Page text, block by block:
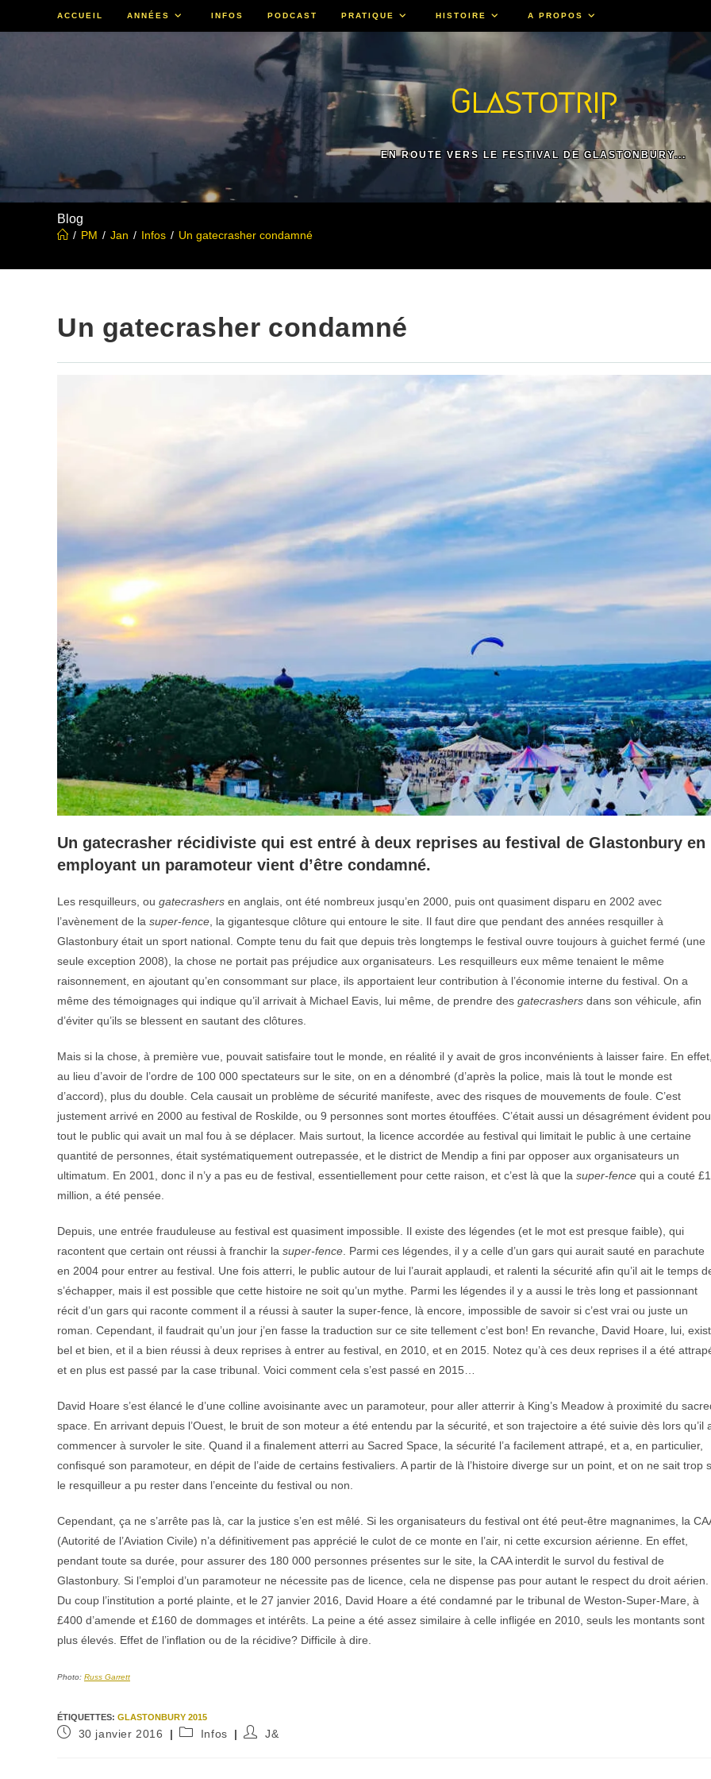
ACCUEIL ANNÉES INFOS PODCAST PRATIQUE HISTOIRE A PROPOS
Glastotrip
EN ROUTE VERS LE FESTIVAL DE GLASTONBURY...
Blog
/ PM / Jan / Infos / Un gatecrasher condamné
Un gatecrasher condamné
Un gatecrasher récidiviste qui est entré à deux reprises au festival de Glastonbury en
employant un paramoteur vient d’être condamné.
Les resquilleurs, ou gatecrashers en anglais, ont été nombreux jusqu’en 2000, puis ont quasiment disparu en 2002 avec
l’avènement de la super-fence, la gigantesque clôture qui entoure le site. Il faut dire que pendant des années resquiller à
Glastonbury était un sport national. Compte tenu du fait que depuis très longtemps le festival ouvre toujours à guichet fermé (une
seule exception 2008), la chose ne portait pas préjudice aux organisateurs. Les resquilleurs eux même tenaient le même
raisonnement, en ajoutant qu’en consommant sur place, ils apportaient leur contribution à l’économie interne du festival. On a
même des témoignages qui indique qu’il arrivait à Michael Eavis, lui même, de prendre des gatecrashers dans son véhicule, afin
d’éviter qu’ils se blessent en sautant des clôtures.
Mais si la chose, à première vue, pouvait satisfaire tout le monde, en réalité il y avait de gros inconvénients à laisser faire. En effet,
au lieu d’avoir de l’ordre de 100 000 spectateurs sur le site, on en a dénombré (d’après la police, mais là tout le monde est
d’accord), plus du double. Cela causait un problème de sécurité manifeste, avec des risques de mouvements de foule. C’est
justement arrivé en 2000 au festival de Roskilde, ou 9 personnes sont mortes étouffées. C’était aussi un désagrément évident
tout le public qui avait un mal fou à se déplacer. Mais surtout, la licence accordée au festival qui limitait le public à une certaine
quantité de personnes, était systématiquement outrepassée, et le district de Mendip a fini par opposer aux organisateurs un
ultimatum. En 2001, donc il n’y a pas eu de festival, essentiellement pour cette raison, et c’est là que la super-fence qui a couté £1
million, a été pensée.
Depuis, une entrée frauduleuse au festival est quasiment impossible. Il existe des légendes (et le mot est presque faible), qui
racontent que certain ont réussi à franchir la super-fence. Parmi ces légendes, il y a celle d’un gars qui aurait sauté en parachute
en 2004 pour entrer au festival. Une fois atterri, le public autour de lui l’aurait applaudi, et ralenti la sécurité afin qu’il ait le temps
s’échapper, mais il est possible que cette histoire ne soit qu’un mythe. Parmi les légendes il y a aussi le très long et passionnant
récit d’un gars qui raconte comment il a réussi à sauter la super-fence, là encore, impossible de savoir si c’est vrai ou juste un
roman. Cependant, il faudrait qu’un jour j’en fasse la traduction sur ce site tellement c’est bon! En revanche, David Hoare, lui,
bel et bien, et il a bien réussi à deux reprises à entrer au festival, en 2010, et en 2015. Notez qu’à ces deux reprises il a été
et en plus est passé par la case tribunal. Voici comment cela s’est passé en 2015…
David Hoare s’est élancé le d’une colline avoisinante avec un paramoteur, pour aller atterrir à King’s Meadow à proximité du
space. En arrivant depuis l’Ouest, le bruit de son moteur a été entendu par la sécurité, et son trajectoire a été suivie dès lors qu’il
commencer à survoler le site. Quand il a finalement atterri au Sacred Space, la sécurité l’a facilement attrapé, et a, en particulier,
confisqué son paramoteur, en dépit de l’aide de certains festivaliers. A partir de là l’histoire diverge sur un point, et on ne sait trop
le resquilleur a pu rester dans l’enceinte du festival ou non.
Cependant, ça ne s’arrête pas là, car la justice s’en est mêlé. Si les organisateurs du festival ont été peut-être magnanimes, la
(Autorité de l’Aviation Civile) n’a définitivement pas apprécié le culot de ce monte en l’air, ni cette excursion aérienne. En effet,
pendant toute sa durée, pour assurer des 180 000 personnes présentes sur le site, la CAA interdit le survol du festival de
Glastonbury. Si l’emploi d’un paramoteur ne nécessite pas de licence, cela ne dispense pas pour autant le respect du droit aérien.
Du coup l’institution a porté plainte, et le 27 janvier 2016, David Hoare a été condamné par le tribunal de Weston-Super-Mare, à
£400 d’amende et £160 de dommages et intérêts. La peine a été assez similaire à celle infligée en 2010, seuls les montants sont
plus élevés. Effet de l’inflation ou de la récidive? Difficile à dire.
Photo: Russ Garrett
ÉTIQUETTES: GLASTONBURY 2015
Publication
30 janvier 2016
PostInfos
Auteur/autrice
J&